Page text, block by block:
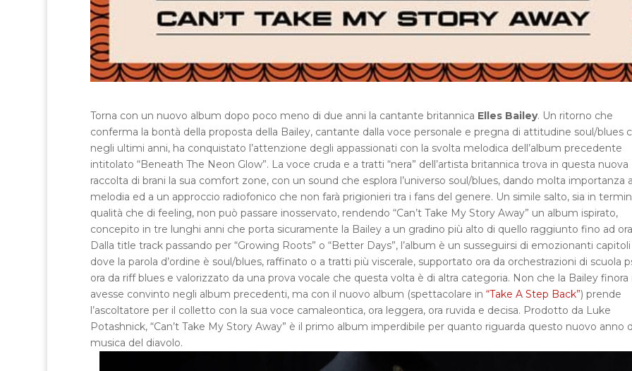
Torna con un nuovo album dopo poco meno di due anni la cantante britannica Elles Bailey. Un ritorno che
conferma la bontà della proposta della Bailey, cantante dalla voce personale e pregna di attitudine soul/blues
negli ultimi anni, ha conquistato l’attenzione degli appassionati con la svolta melodica dell’album precedente
intitolato “Beneath The Neon Glow”. La voce cruda e a tratti “nera” dell’artista britannica trova in questa nuova
raccolta di brani la sua comfort zone, con un sound che esplora l’universo soul/blues, dando molta importanza
melodia ed a un approccio radiofonico che non farà prigionieri tra i fans del genere. Un simile salto, sia in
qualità che di feeling, non può passare inosservato, rendendo “Can’t Take My Story Away” un album ispirato,
concepito in tre lunghi anni che porta sicuramente la Bailey a un gradino più alto di quello raggiunto fino ad
Dalla title track passando per “Growing Roots” o “Better Days”, l’album è un susseguirsi di emozionanti capitoli
dove la parola d’ordine è soul/blues, raffinato o a tratti più viscerale, supportato ora da orchestrazioni di scuola
ora da riff blues e valorizzato da una prova vocale che questa volta è di altra categoria. Non che la Bailey finora
avesse convinto negli album precedenti, ma con il nuovo album (spettacolare in “Take A Step Back”) prende
l’ascoltatore per il colletto con la sua voce camaleontica, ora leggera, ora ruvida e decisa. Prodotto da Luke
Potashnick, “Can’t Take My Story Away” è il primo album imperdibile per quanto riguarda questo nuovo anno
musica del diavolo.